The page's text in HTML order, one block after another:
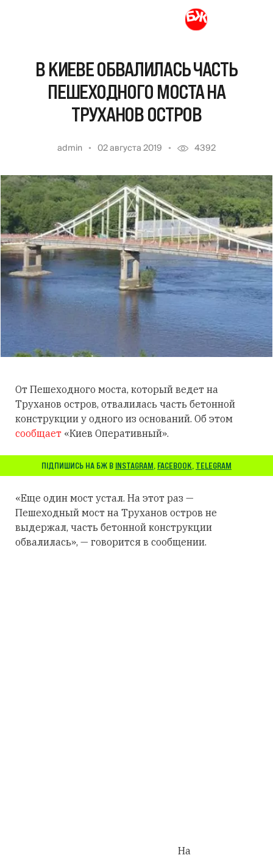
В КИЕВЕ ОБВАЛИЛАСЬ ЧАСТЬ
ПЕШЕХОДНОГО МОСТА НА
ТРУХАНОВ ОСТРОВ
admin 02 августа 2019 4392
От Пешеходного моста, который ведет на
Труханов остров, отвалилась часть бетонной
конструкции у одного из оснований. Об этом
сообщает «Киев Оперативный».
ПІДПИШИСЬ НА БЖ В INSTAGRAM, FACEBOOK, TELEGRAM
«Еще один мост устал. На этот раз —
Пешеходный мост на Труханов остров не
выдержал, часть бетонной конструкции
обвалилась», — говорится в сообщении.
На